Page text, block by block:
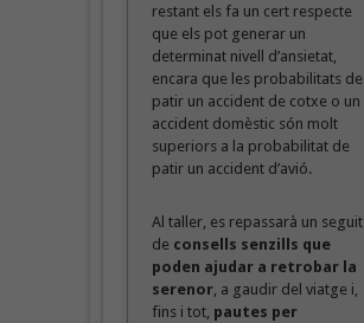
restant els fa un cert respecte
que els pot generar un
determinat nivell d’ansietat,
encara que les probabilitats de
patir un accident de cotxe o un
accident domèstic són molt
superiors a la probabilitat de
patir un accident d’avió.
Al taller, es repassarà un seguit
de consells senzills que
poden ajudar a retrobar la
serenor, a gaudir del viatge i,
fins i tot, pautes per